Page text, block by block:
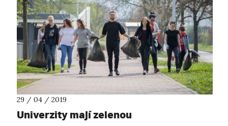
29 / 04 / 2019
Univerzity mají zelenou